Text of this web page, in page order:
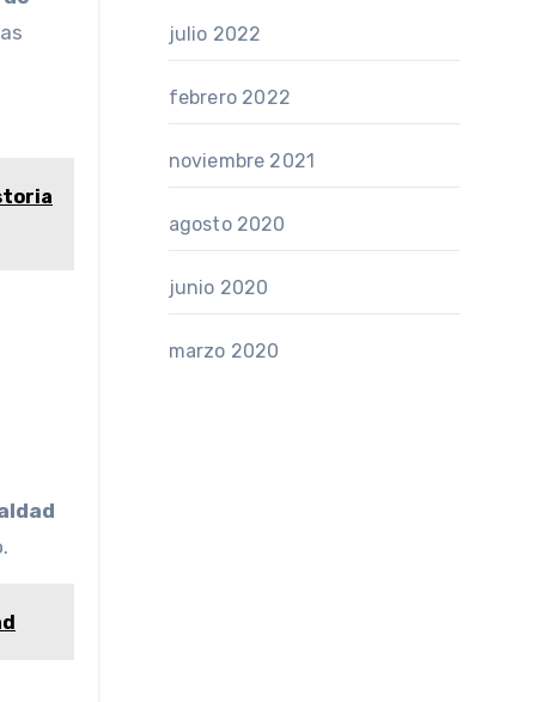
julio 2022
febrero 2022
noviembre 2021
agosto 2020
junio 2020
marzo 2020